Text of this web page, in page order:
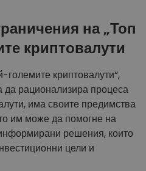
на „Топ
криптовалути
големите криптовалути“,
да рационализира процеса
има своите предимства
им може да помогне на
решения, които
цели и